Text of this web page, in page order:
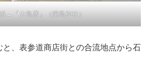
→「大鳥居」（厳島神社）
、表参道商店街との合流地点から石